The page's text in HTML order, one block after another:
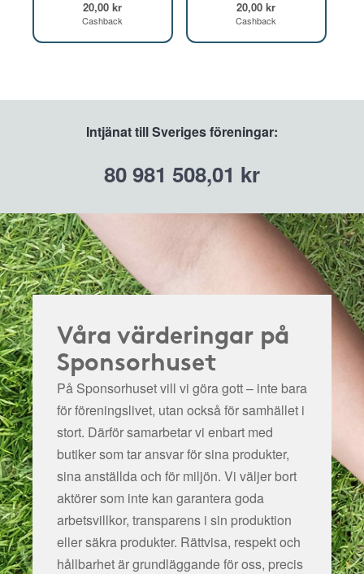
20,00 kr
Cashback
20,00 kr
Cashback
Intjänat till Sveriges föreningar:
80 981 508,01 kr
Våra värderingar på
Sponsorhuset
På Sponsorhuset vill vi göra gott – inte bara
för föreningslivet, utan också för samhället i
stort. Därför samarbetar vi enbart med
butiker som tar ansvar för sina produkter,
sina anställda och för miljön. Vi väljer bort
aktörer som inte kan garantera goda
arbetsvillkor, transparens i sin produktion
eller säkra produkter. Rättvisa, respekt och
hållbarhet är grundläggande för oss, precis